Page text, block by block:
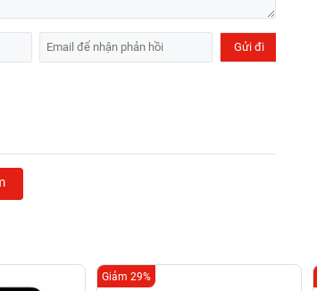
thay thế ngay. Trong quá trình dùng, bạn sẽ
làm việc cao, khiến máy tản nhiệt liên tục ảnh
thời gian dài, chức năng được hoạt động một
xuyên. Tình trạng này khiến smartphone
Giảm 29%